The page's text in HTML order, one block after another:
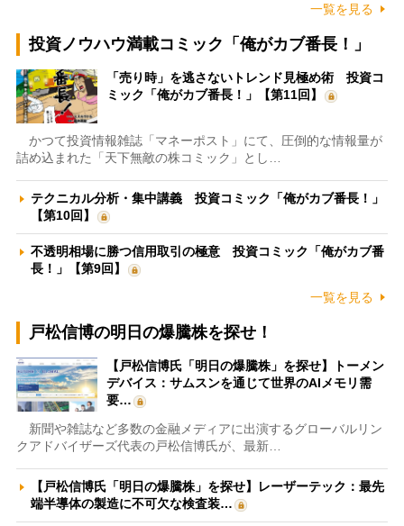
一覧を見る
投資ノウハウ満載コミック「俺がカブ番長！」
「売り時」を逃さないトレンド見極め術 投資コ
ミック「俺がカブ番長！」【第11回】
かつて投資情報雑誌「マネーポスト」にて、圧倒的な情報量が
詰め込まれた「天下無敵の株コミック」とし…
テクニカル分析・集中講義 投資コミック「俺がカブ番長！」
【第10回】
不透明相場に勝つ信用取引の極意 投資コミック「俺がカブ番
長！」【第9回】
一覧を見る
戸松信博の明日の爆騰株を探せ！
【戸松信博氏「明日の爆騰株」を探せ】トーメン
デバイス：サムスンを通じて世界のAIメモリ需
要…
新聞や雑誌など多数の金融メディアに出演するグローバルリン
クアドバイザーズ代表の戸松信博氏が、最新…
【戸松信博氏「明日の爆騰株」を探せ】レーザーテック：最先
端半導体の製造に不可欠な検査装…